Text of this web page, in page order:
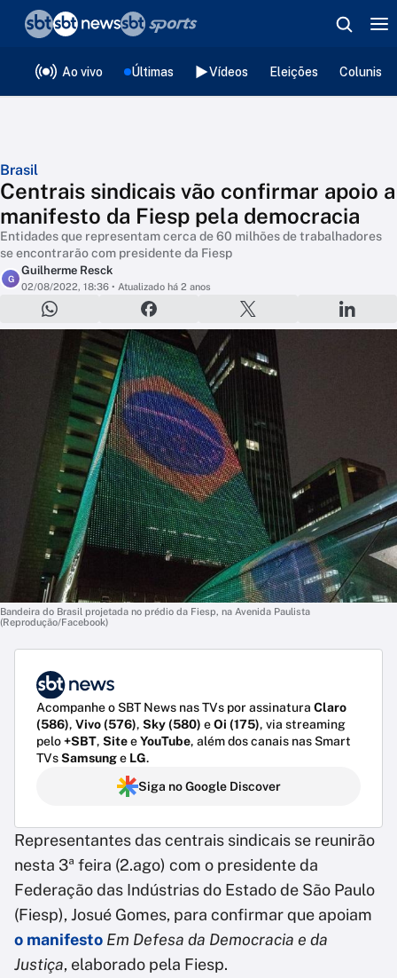
Ao vivo Últimas Vídeos Eleições
Brasil
Centrais sindicais vão confirmar apoio a
manifesto da Fiesp pela democracia
Entidades que representam cerca de 60 milhões de trabalhadores
se encontrarão com presidente da Fiesp
G
Guilherme Resck
02/08/2022, 18:36 • Atualizado há 2 anos
Bandeira do Brasil projetada no prédio da Fiesp, na Avenida Paulista
(Reprodução/Facebook)
Acompanhe o SBT News nas TVs por assinatura Claro
(586), Vivo (576), Sky (580) eOi (175), via streaming
pelo+SBT, SiteeYouTube, além dos canais nas Smart
TVsSamsunge LG.
Siga no Google Discover
Representantes das centrais sindicais se reunirão
nesta 3ª feira (2.ago) com o presidente da
Federação das Indústrias do Estado de São Paulo
(Fiesp), Josué Gomes, para confirmar que apoiam
o manifesto Em Defesa da Democracia e da
Justiça, elaborado pela Fiesp.
❮voltar
Editorias